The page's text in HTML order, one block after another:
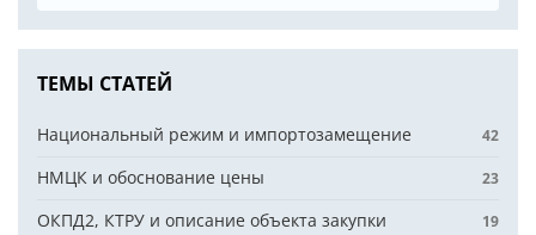
ТЕМЫ СТАТЕЙ
Национальный режим и импортозамещение 42
НМЦК и обоснование цены 23
ОКПД2, КТРУ и описание объекта закупки 19